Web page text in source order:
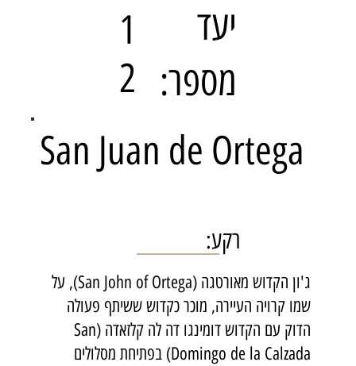
ג'ון הקדוש מאורטגה (San John of Ortega), על
שמו קרויה העיירה, מוכר כקדוש ששיתף פעולה
הדוק עם הקדוש דומינגו דה לה קלזאדה (San
Domingo de la Calzada) בפתיחת מסלולים
רקע:
San Juan de Ortega
1
2
יעד
מספר: